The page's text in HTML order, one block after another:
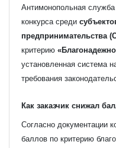
Антимонопольная
конкурса среди
предпринимательства
критерию
установленная система
требования
Как заказчик снижал
Согласно документации
баллов по критерию